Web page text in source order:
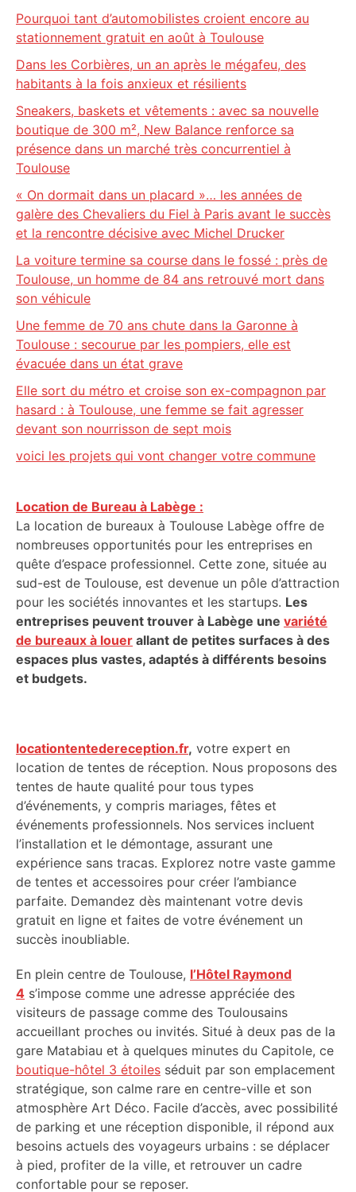
Pourquoi tant d’automobilistes croient encore au
stationnement gratuit en août à Toulouse
Dans les Corbières, un an après le mégafeu, des
habitants à la fois anxieux et résilients
Sneakers, baskets et vêtements : avec sa nouvelle
boutique de 300 m², New Balance renforce sa
présence dans un marché très concurrentiel à
Toulouse
« On dormait dans un placard »… les années de
galère des Chevaliers du Fiel à Paris avant le succès
et la rencontre décisive avec Michel Drucker
La voiture termine sa course dans le fossé : près de
Toulouse, un homme de 84 ans retrouvé mort dans
son véhicule
Une femme de 70 ans chute dans la Garonne à
Toulouse : secourue par les pompiers, elle est
évacuée dans un état grave
Elle sort du métro et croise son ex-compagnon par
hasard : à Toulouse, une femme se fait agresser
devant son nourrisson de sept mois
voici les projets qui vont changer votre commune
Location de Bureau à Labège :
La location de bureaux à Toulouse Labège offre de
nombreuses opportunités pour les entreprises en
quête d’espace professionnel. Cette zone, située au
sud-est de Toulouse, est devenue un pôle d’attraction
pour les sociétés innovantes et les startups. Les
entreprises peuvent trouver à Labège une variété
de bureaux à louer allant de petites surfaces à des
espaces plus vastes, adaptés à différents besoins
et budgets.
locationtentedereception.fr, votre expert en
location de tentes de réception. Nous proposons des
tentes de haute qualité pour tous types
d’événements, y compris mariages, fêtes et
événements professionnels. Nos services incluent
l’installation et le démontage, assurant une
expérience sans tracas. Explorez notre vaste gamme
de tentes et accessoires pour créer l’ambiance
parfaite. Demandez dès maintenant votre devis
gratuit en ligne et faites de votre événement un
succès inoubliable.
En plein centre de Toulouse, l’Hôtel Raymond
4 s’impose comme une adresse appréciée des
visiteurs de passage comme des Toulousains
accueillant proches ou invités. Situé à deux pas de la
gare Matabiau et à quelques minutes du Capitole, ce
boutique-hôtel 3 étoiles séduit par son emplacement
stratégique, son calme rare en centre-ville et son
atmosphère Art Déco. Facile d’accès, avec possibilité
de parking et une réception disponible, il répond aux
besoins actuels des voyageurs urbains : se déplacer
à pied, profiter de la ville, et retrouver un cadre
confortable pour se reposer.